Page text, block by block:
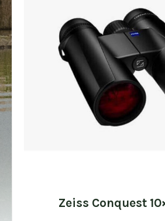
Zeiss Conquest